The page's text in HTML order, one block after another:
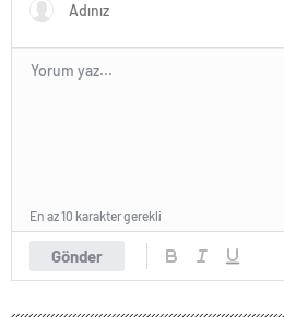
Gönder
En az 10 karakter gerekli